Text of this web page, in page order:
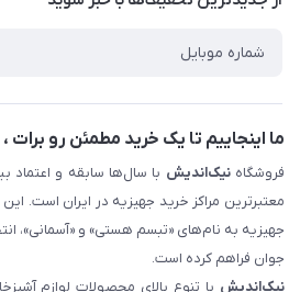
ما اینجاییم تا یک خرید مطمئن رو
فروشگاهنیک‌اندیش
معتبرترین مراکز خرید جهیزیه در ایران است.
جهیزیه به نام‌های «تبسم هستی» و «آسمانی»،
جوان فراهم کرده است.
نیک‌اندیش با تنوع بالای محصولات لوازم